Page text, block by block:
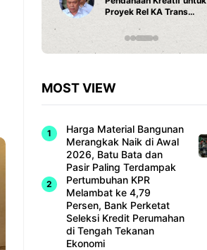
Proyek Rel KA Trans
MOST VIEW
Harga Material Bangunan
Merangkak Naik di Awal
2026, Batu Bata dan
Pasir Paling Terdampak
Pertumbuhan KPR
Melambat ke 4,79
Persen, Bank Perketat
Seleksi Kredit Perumahan
di Tengah Tekanan
Ekonomi